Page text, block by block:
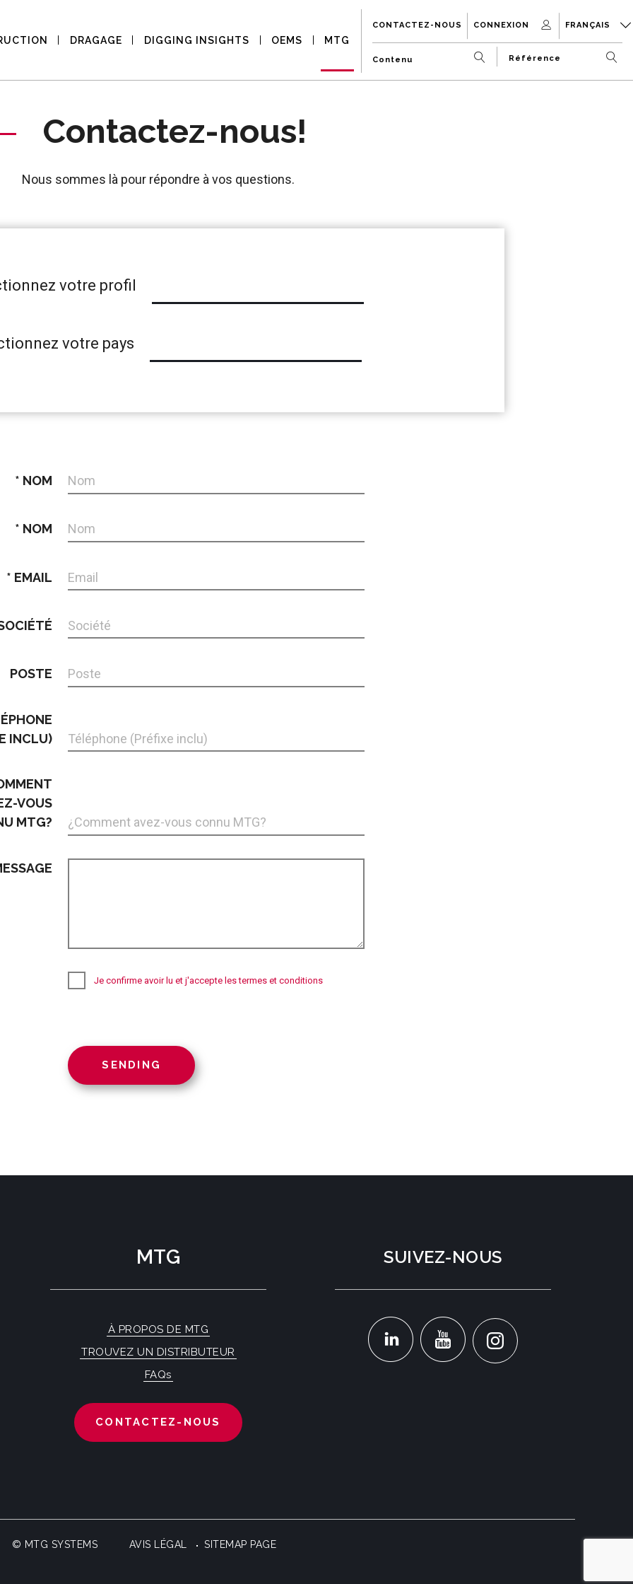
DRAGAGE DIGGING INSIGHTS OEMS MTG
CONTACTEZ-NOUS CONNEXION FRANÇAIS
Contactez-nous!
Nous sommes là pour répondre à vos questions.
votre profil
votre pays
NOM
NOM
EMAIL
POSTE
INCLU)
VOUS
MTG?
Je confirme avoir lu et j'accepte les termes et conditions
MTG
À PROPOS DE MTG
TROUVEZ UN DISTRIBUTEUR
FAQs
CONTACTEZ-NOUS
SUIVEZ-NOUS
© MTG SYSTEMS AVIS LÉGAL SITEMAP PAGE